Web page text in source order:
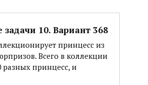
10. Вариант 368
принцесс из
Всего в коллекции
разных принцесс, и